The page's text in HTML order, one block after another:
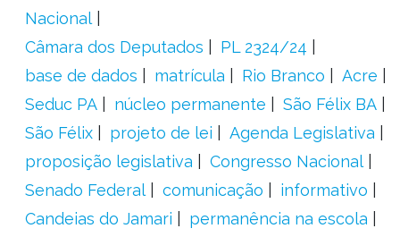
Nacional
Câmara dos Deputados
PL 2324/24
base de dados
matrícula Rio Branco
Acre
Seduc PA
núcleo permanente
São Félix BA
São Félix
projeto de lei
Agenda Legislativa
proposição legislativa
Congresso Nacional
Senado Federal
comunicação
informativo
Candeias do Jamari
permanência na escola